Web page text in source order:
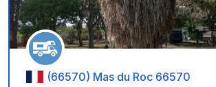
(66570) Mas du Roc 66570